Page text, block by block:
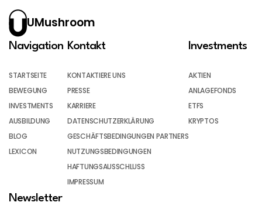
UMushroom
Navigation
STARTSEITE
BEWEGUNG
INVESTMENTS
AUSBILDUNG
BLOG
LEXICON
Kontakt
KONTAKTIERE UNS
PRESSE
KARRIERE
DATENSCHUTZERKLÄRUNG
GESCHÄFTSBEDINGUNGEN PARTNERS
NUTZUNGSBEDINGUNGEN
HAFTUNGSAUSSCHLUSS
IMPRESSUM
Investments
AKTIEN
ANLAGEFONDS
ETFS
KRYPTOS
Newsletter